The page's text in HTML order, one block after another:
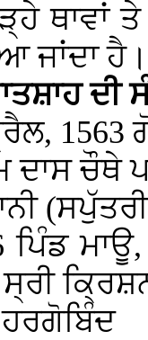
ਥਾਵਾਂ
ਜਾਂਦਾ ਹੈ।
ਦੀ
1563
ਦਾਸ ਚੌਥੇ
ਮਾਊ,